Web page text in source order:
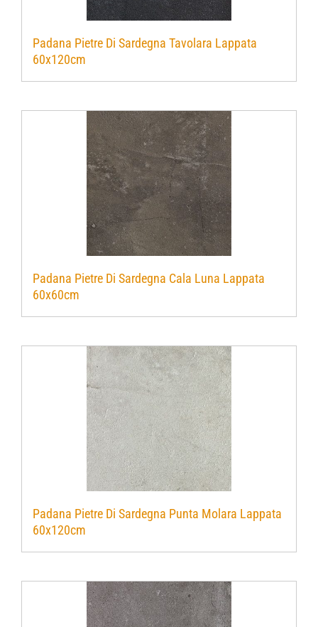
Padana Pietre Di Sardegna Tavolara Lappata
60x120cm
Padana Pietre Di Sardegna Cala Luna Lappata
60x60cm
Padana Pietre Di Sardegna Punta Molara Lappata
60x120cm